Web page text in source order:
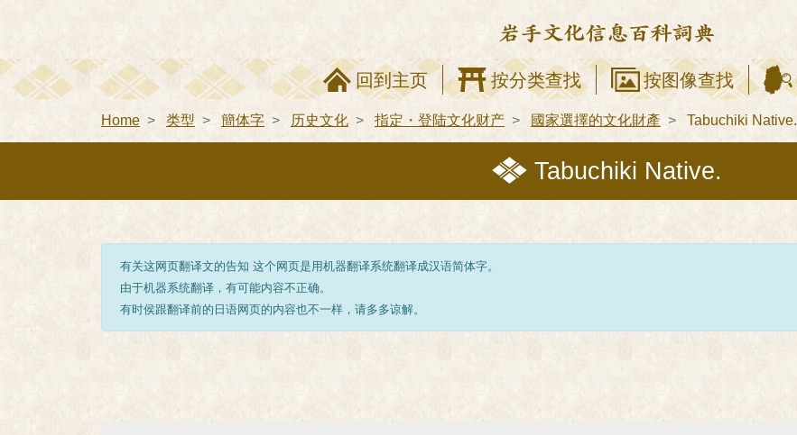
回到主页 按分类查找 按图像查找
Home 类型 簡体字 历史文化 指定・登陆文化财产 國家選擇的文化財產 Tabuchiki Native.
Tabuchiki Native.
有关这网页翻译文的告知 这个网页是用机器翻译系统翻译成汉语简体字。
由于机器系统翻译，有可能内容不正确。
有时侯跟翻译前的日语网页的内容也不一样，请多多谅解。